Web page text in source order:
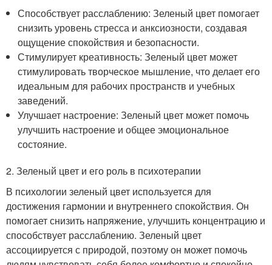
Способствует расслаблению: Зеленый цвет помогает
снизить уровень стресса и анксиозности, создавая
ощущение спокойствия и безопасности.
Стимулирует креативность: Зеленый цвет может
стимулировать творческое мышление, что делает его
идеальным для рабочих пространств и учебных
заведений.
Улучшает настроение: Зеленый цвет может помочь
улучшить настроение и общее эмоциональное
состояние.
2. Зеленый цвет и его роль в психотерапии
В психологии зеленый цвет используется для
достижения гармонии и внутреннего спокойствия. Он
помогает снизить напряжение, улучшить концентрацию и
способствует расслаблению. Зеленый цвет
ассоциируется с природой, поэтому он может помочь